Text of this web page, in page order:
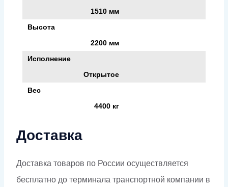
1510 мм
Высота
2200 мм
Исполнение
Открытое
Вес
4400 кг
Доставка
Доставка товаров по России осуществляется
бесплатно до терминала транспортной компании в